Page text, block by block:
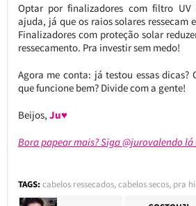
Optar por finalizadores com filtro UV
ajuda, já que os raios solares ressecam
Finalizadores com proteção solar
ressecamento. Pra investir sem medo!
Agora me conta: já testou essas dicas?
que funcione bem? Divide com a gente!
Beijos, Ju♥
Bora papear mais? Siga @jurovalendo
TAGS: cabelos ressecados,cabelos secos, pra